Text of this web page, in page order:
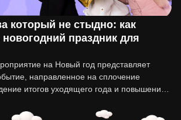
который не стыдно: как
новогодний праздник для
на Новый год представляет
направленное на сплочение
итогов уходящего года и повышение
Организация такого праздника…